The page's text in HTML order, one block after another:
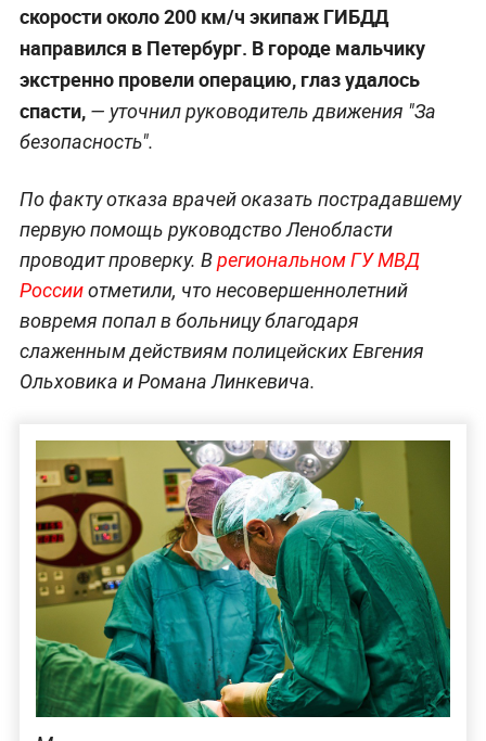
скорости около 200 км/ч экипаж ГИБДД
направился в Петербург. В городе мальчику
экстренно провели операцию, глаз удалось
спасти,— уточнил руководитель движения "За
безопасность".
По факту отказа врачей оказать пострадавшему
первую помощь руководство Ленобласти
проводит проверку. Врегиональном ГУ МВД
Россииотметили, что несовершеннолетний
вовремя попал в больницу благодаря
слаженным действиям полицейских Евгения
Ольховика и Романа Линкевича.